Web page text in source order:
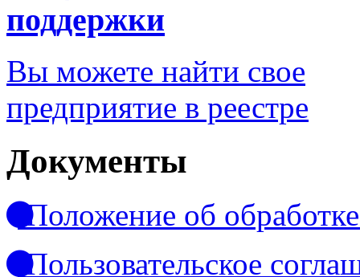
поддержки
Вы можете найти свое
предприятие в реестре
Документы
Положение об
Пользовательское